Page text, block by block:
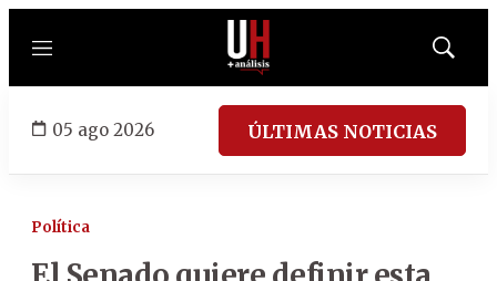
Menú
Mostrar
05 ago 2026 ÚLTIMAS NOTICIAS
Política